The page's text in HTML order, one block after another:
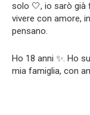
solo 🤍, io sarò già
vivere con amore,
pensano.
Ho 18 anni ✨. Ho
mia famiglia, con